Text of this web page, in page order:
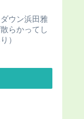
ダウン浜田雅
らかってし
）